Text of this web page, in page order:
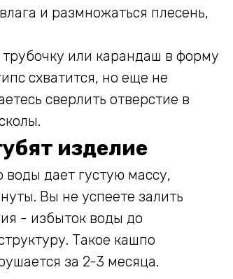
и размножаться плесень,
или карандаш в форму
схватится, но еще не
сверлить отверстие в
изделие
воды дает густую массу,
Вы не успеете залить
- избыток воды до
Такое кашпо
за 2-3 месяца.